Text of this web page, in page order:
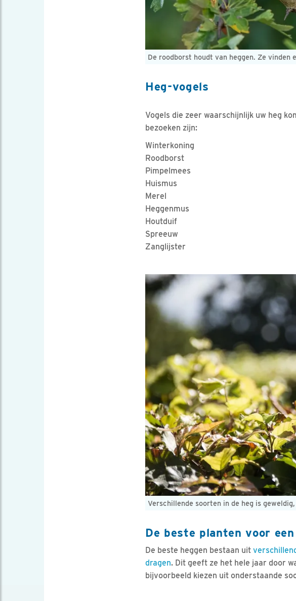
De roodborst houdt van heggen. Ze
Heg-vogels
Vogels die zeer waarschijnlijk uw heg
bezoeken zijn:
Winterkoning
Roodborst
Pimpelmees
Huismus
Merel
Heggenmus
Houtduif
Spreeuw
Zanglijster
Verschillende soorten in de heg is
De beste planten voor een
De beste heggen bestaan uit
dragen. Dit geeft ze het hele jaar door
bijvoorbeeld kiezen uit onderstaande